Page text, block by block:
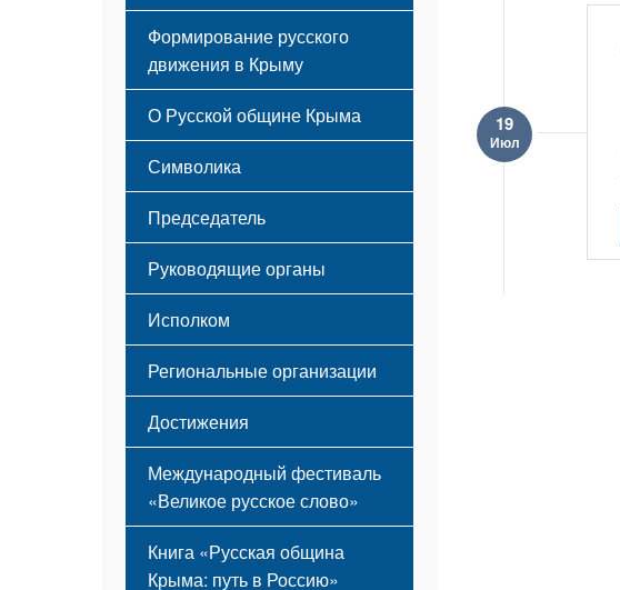
19
Июл
Формирование русского
движения в Крыму
Русский Крым
О Русской общине Крыма
Этапы становления
Принципы деятельности
Структура
Мероприятия
Символика
Флаг
Герб
Гимн
Председатель
Руководящие органы
Исполком
Региональные организации
Достижения
Международный фестиваль
«Великое русское слово»
Книга «Русская община
Крыма: путь в Россию»